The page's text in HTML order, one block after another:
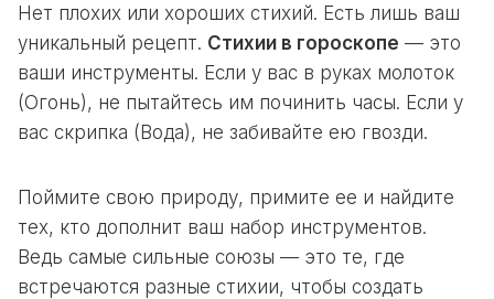
Нет плохих или хороших стихий. Есть лишь ваш
уникальный рецепт. Стихии в гороскопе — это
ваши инструменты. Если у вас в руках молоток
(Огонь), не пытайтесь им починить часы. Если у
вас скрипка (Вода), не забивайте ею гвозди.
Поймите свою природу, примите ее и найдите
тех, кто дополнит ваш набор инструментов.
Ведь самые сильные союзы — это те, где
встречаются разные стихии, чтобы создать